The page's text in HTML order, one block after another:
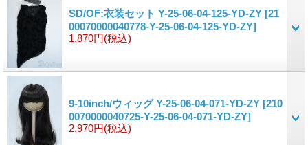
SD/OF:衣装セット Y-25-06-04-125-YD-ZY [21
00070000040778-Y-25-06-04-125-YD-ZY]
1,870円(税込)
9-10inch/ウィッグ Y-25-06-04-071-YD-ZY [210
0070000040725-Y-25-06-04-071-YD-ZY]
2,970円(税込)